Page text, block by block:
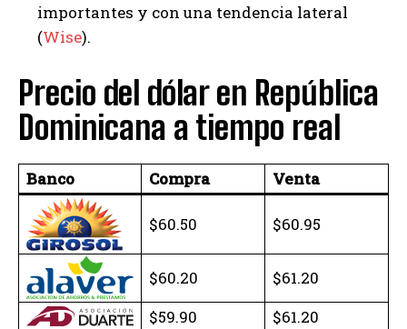
importantes y con una tendencia lateral
(Wise).
Precio del dólar en República
Dominicana a tiempo real
Banco Compra Venta
$60.50 $60.95
$60.20
$61.20
$59.90
$61.20